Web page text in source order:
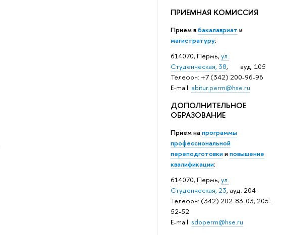
ПРИЕМНАЯ КОМИССИЯ
Прием вбакалавриат и
магистратуру:
614070, Пермь,ул.
Студенческая, 38, ауд. 105
Телефон: +7 (342) 200-96-96
E-mail: abitur.perm@hse.ru
ДОПОЛНИТЕЛЬНОЕ
ОБРАЗОВАНИЕ
Прием напрограммы
профессиональной
переподготовкииповышение
квалификации:
614070, Пермь,ул.
Студенческая, 23, ауд. 204
Телефон: (342) 202-83-03, 205-
52-52
E-mail: sdoperm@hse.ru